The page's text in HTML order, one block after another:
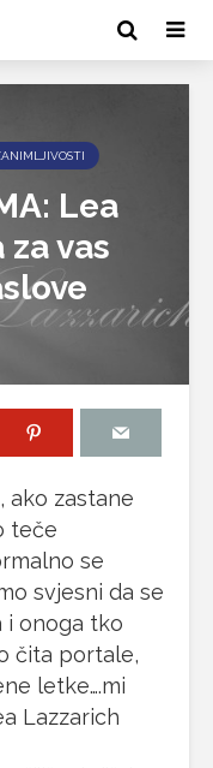
Lea
vas
ako zastane
teče
se
svjesni da se
i onoga tko
čita portale,
letke….mi
Lazzarich